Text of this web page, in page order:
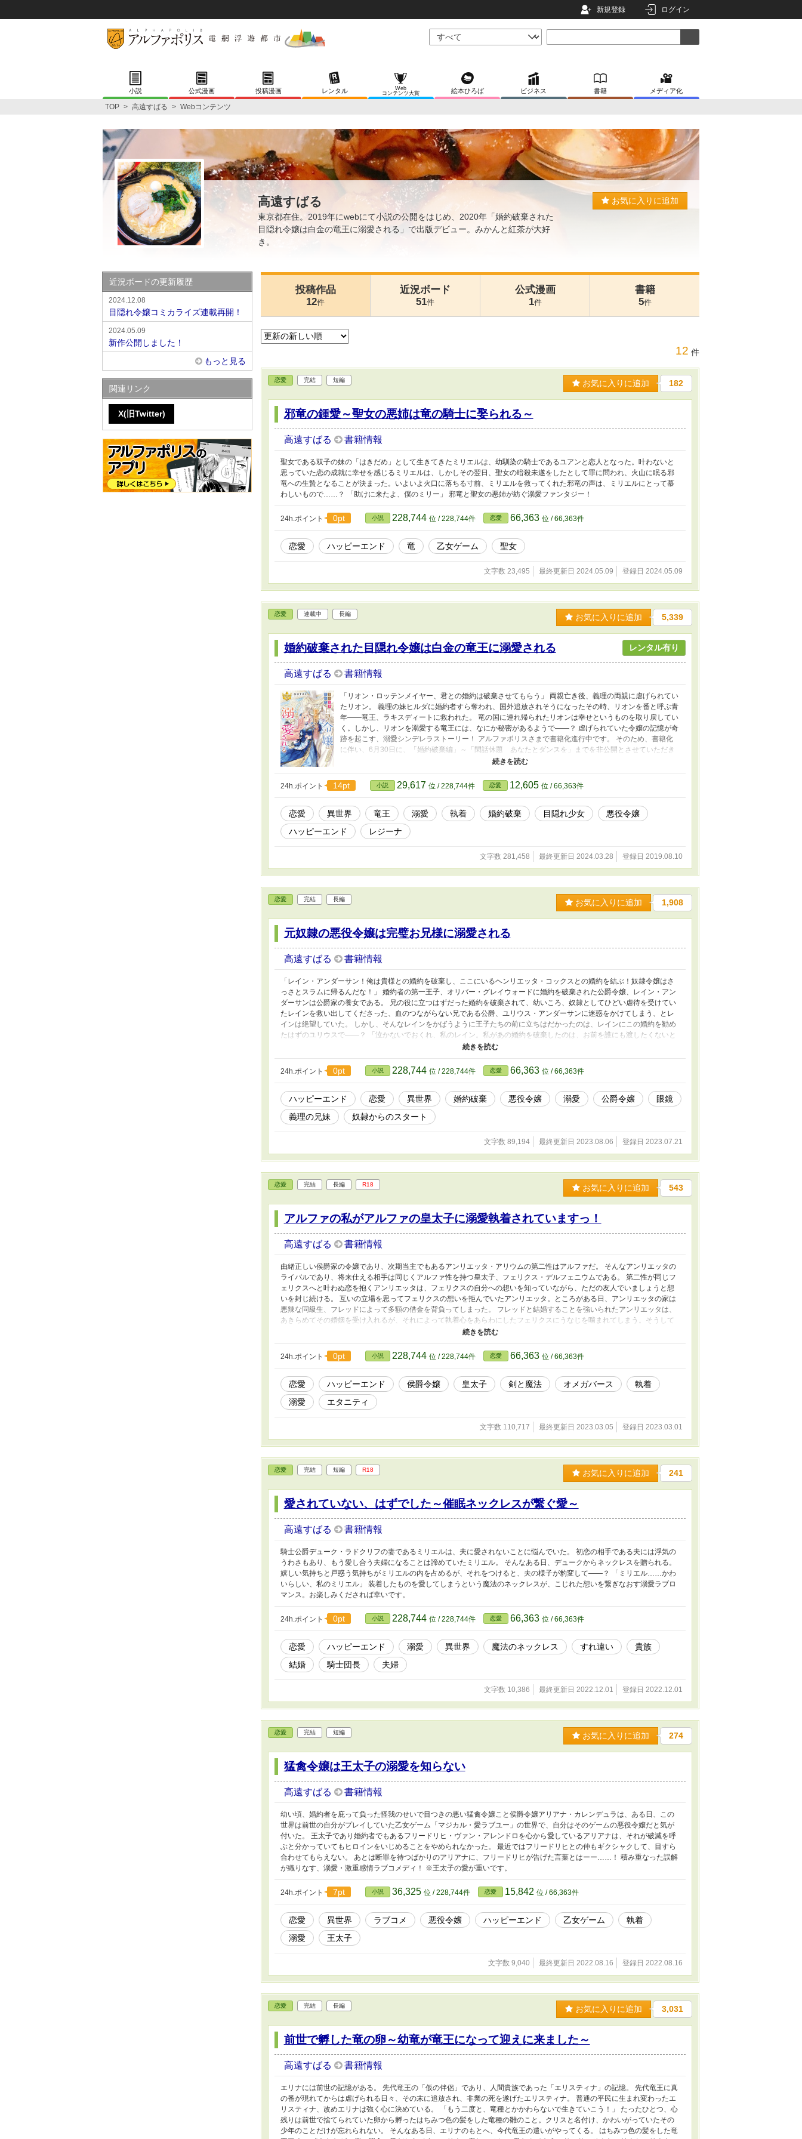
新規登録 ログイン
小説 公式漫画 投稿漫画 レンタル
Web
コンテンツ大賞
絵本ひろば ビジネス 書籍 メディア化
TOP > 高遠すばる > Webコンテンツ
高遠すばる
東京都在住。2019年にwebにて小説の公開をはじめ、2020年「婚約破棄された
目隠れ令嬢は白金の竜王に溺愛される」で出版デビュー。みかんと紅茶が大好
き。
お気に入りに追加
投稿作品
12件
近況ボード
51件
公式漫画
1件
書籍
5件
12 件
恋愛 完結 短編 お気に入りに追加 182
邪竜の鍾愛～聖女の悪姉は竜の騎士に娶られる～
高遠すばる 書籍情報
聖女である双子の妹の「はきだめ」として生きてきたミリエルは、幼馴染の騎士であるユアンと恋人となった。叶わないと
思っていた恋の成就に幸せを感じるミリエルは、しかしその翌日、聖女の暗殺未遂をしたとして罪に問われ、火山に眠る邪
竜への生贄となることが決まった。いよいよ火口に落ちる寸前、ミリエルを救ってくれた邪竜の声は、ミリエルにとって慕
わしいもので……？ 「助けに来たよ、僕のミリー」 邪竜と聖女の悪姉が紡ぐ溺愛ファンタジー！
24h.ポイント 0pt 小説 228,744 位 / 228,744件 恋愛 66,363 位 / 66,363件
恋愛 ハッピーエンド 竜 乙女ゲーム 聖女
文字数 23,495 最終更新日 2024.05.09 登録日 2024.05.09
恋愛 連載中 長編 お気に入りに追加 5,339
婚約破棄された目隠れ令嬢は白金の竜王に溺愛される レンタル有り
高遠すばる 書籍情報
「リオン・ロッテンメイヤー、君との婚約は破棄させてもらう」 両親亡き後、義理の両親に虐げられてい
たリオン。 義理の妹ヒルダに婚約者すら奪われ、国外追放されそうになったその時、リオンを番と呼ぶ青
年――竜王、ラキスディートに救われた。 竜の国に連れ帰られたリオンは幸せというものを取り戻してい
く。しかし、リオンを溺愛する竜王には、なにか秘密があるようで――？ 虐げられていた令嬢の記憶が奇
跡を起こす、溺愛シンデレラストーリー！ アルファポリスさまで書籍化進行中です。 そのため、書籍化
に伴い、6月30日に、「婚約破棄編」～「閑話休題 あなたとダンスを」までを非公開とさせていただき
ます。 読んでくださっている皆様に感謝を……！素晴らしいご本になるよう、心をこめて作業をしてまい
ります！ 2022/1/11 完結しました。ここまで読んでくださった皆様、本当にありがとうございました！
24h.ポイント
14pt 小説 29,617 位 / 228,744件 恋愛 12,605 位 / 66,363件
恋愛 異世界 竜王 溺愛 執着 婚約破棄 目隠れ少女
悪役令嬢
ハッピーエンド
レジーナ
文字数 281,458 最終更新日 2024.03.28 登録日 2019.08.10
恋愛 完結 長編 お気に入りに追加 1,908
元奴隷の悪役令嬢は完璧お兄様に溺愛される
高遠すばる 書籍情報
「レイン・アンダーサン！俺は貴様との婚約を破棄し、ここにいるヘンリエッタ・コックスとの婚約を結ぶ！奴隷令嬢はさ
っさとスラムに帰るんだな！」 婚約者の第一王子、オリバー・グレイウォードに婚約を破棄された公爵令嬢、レイン・アン
ダーサンは公爵家の養女である。 兄の役に立つはずだった婚約を破棄されて、幼いころ、奴隷としてひどい虐待を受けてい
たレインを救い出してくださった、血のつながらない兄である公爵、ユリウス・アンダーサンに迷惑をかけてしまう、とレ
インは絶望していた。 しかし、そんなレインをかばうように王子たちの前に立ちはだかったのは、レインにこの婚約を勧め
たはずのユリウスで――？ 「泣かないでおくれ、私のレイン。私があの婚約を破棄したのは、お前を誰にも渡したくないと
思ったからだ。お前は今、私の婚約者なんだよ、レイン」 婚約がすでに破棄されていた？私は今、お兄様の婚約者？ 運命と
純愛が交差する、完璧お兄様による溺愛ラブストーリー！
24h.ポイント
0pt 小説 228,744 位 / 228,744件 恋愛 66,363 位 / 66,363件
ハッピーエンド 恋愛 異世界 婚約破棄 悪役令嬢 溺愛 公爵令嬢
眼鏡
義理の兄妹
奴隷からのスタート
文字数 89,194 最終更新日 2023.08.06 登録日 2023.07.21
恋愛 完結 長編 R18 お気に入りに追加 543
アルファの私がアルファの皇太子に溺愛執着されていますっ！
高遠すばる 書籍情報
由緒正しい侯爵家の令嬢であり、次期当主でもあるアンリエッタ・アリウムの第二性はアルファだ。 そんなアンリエッタの
ライバルであり、将来仕える相手は同じくアルファ性を持つ皇太子、フェリクス・デルフェニウムである。 第二性が同じフ
ェリクスへと叶わぬ恋を抱くアンリエッタは、フェリクスの自分への想いを知っていながら、ただの友人でいましょうと想
いを封じ続ける。 互いの立場を思ってフェリクスの想いを拒んでいたアンリエッタ。ところがある日、アンリエッタの家は
悪辣な同級生、フレッドによって多額の借金を背負ってしまった。 フレッドと結婚することを強いられたアンリエッタは、
あきらめてその婚姻を受け入れるが、それによって執着心をあらわにしたフェリクスにうなじを噛まれてしまう。そうして
目が覚めたアンリエッタの体は、アルファと番うことのできるオメガに性転換していて――……？ オメガバースの、アルフ
ァからオメガへの性転換を題材にしたお話です。
24h.ポイント
0pt 小説 228,744 位 / 228,744件 恋愛 66,363 位 / 66,363件
恋愛 ハッピーエンド 侯爵令嬢 皇太子 剣と魔法 オメガバース
執着
溺愛
エタニティ
文字数 110,717 最終更新日 2023.03.05 登録日 2023.03.01
恋愛 完結 短編 R18 お気に入りに追加 241
愛されていない、はずでした～催眠ネックレスが繋ぐ愛～
高遠すばる 書籍情報
騎士公爵デューク・ラドクリフの妻であるミリエルは、夫に愛されないことに悩んでいた。 初恋の相手である夫には浮気の
うわさもあり、もう愛し合う夫婦になることは諦めていたミリエル。 そんなある日、デュークからネックレスを贈られる。
嬉しい気持ちと戸惑う気持ちがミリエルの内を占めるが、それをつけると、夫の様子が豹変して――？ 「ミリエル……かわ
いらしい、私のミリエル」 装着したものを愛してしまうという魔法のネックレスが、こじれた想いを繋ぎなおす溺愛ラブロ
マンス。お楽しみくだされば幸いです。
24h.ポイント 0pt 小説 228,744 位 / 228,744件 恋愛 66,363 位 / 66,363件
恋愛 ハッピーエンド 溺愛 異世界 魔法のネックレス すれ違い
貴族
結婚
騎士団長 夫婦
文字数 10,386 最終更新日 2022.12.01 登録日 2022.12.01
恋愛 完結 短編 お気に入りに追加 274
猛禽令嬢は王太子の溺愛を知らない
高遠すばる 書籍情報
幼い頃、婚約者を庇って負った怪我のせいで目つきの悪い猛禽令嬢こと侯爵令嬢アリアナ・カレンデュラは、ある日、この
世界は前世の自分がプレイしていた乙女ゲーム「マジカル・愛ラブユー」の世界で、自分はそのゲームの悪役令嬢だと気が
付いた。 王太子であり婚約者でもあるフリードリヒ・ヴァン・アレンドロを心から愛しているアリアナは、それが破滅を呼
ぶと分かっていてもヒロインをいじめることをやめられなかった。 最近ではフリードリヒとの仲もギクシャクして、目すら
合わせてもらえない。 あとは断罪を待つばかりのアリアナに、フリードリヒが告げた言葉とはーー……！ 積み重なった誤解
が織りなす、溺愛・激重感情ラブコメディ！ ※王太子の愛が重いです。
24h.ポイント 7pt 小説 36,325 位 / 228,744件 恋愛 15,842 位 / 66,363件
恋愛 異世界 ラブコメ 悪役令嬢 ハッピーエンド 乙女ゲーム
執着
溺愛
王太子
文字数 9,040 最終更新日 2022.08.16 登録日 2022.08.16
恋愛 完結 長編 お気に入りに追加 3,031
前世で孵した竜の卵～幼竜が竜王になって迎えに来ました～
高遠すばる 書籍情報
エリナには前世の記憶がある。 先代竜王の「仮の伴侶」であり、人間貴族であった「エリスティナ」の記憶。 先代竜王に真
の番が現れてからは虐げられる日々、その末に追放され、非業の死を遂げたエリスティナ。 普通の平民に生まれ変わったエ
リスティナ、改めエリナは強く心に決めている。 「もう二度と、竜種とかかわらないで生きていこう！」 たったひとつ、心
残りは前世で捨てられていた卵から孵ったはちみつ色の髪をした竜種の雛のこと。クリスと名付け、かわいがっていたその
少年のことだけが忘れられない。 そんなある日、エリナのもとへ、今代竜王の遣いがやってくる。 はちみつ色の髪をした竜
近況ボードの更新履歴
2024.12.08
目隠れ令嬢コミカライズ連載再開！
2024.05.09
新作公開しました！
もっと見る
関連リンク
X(旧Twitter)